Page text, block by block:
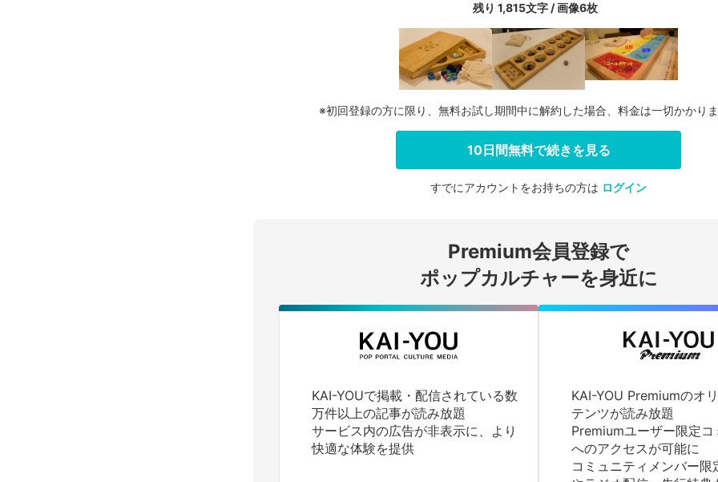
残り 1,815文字 / 画像6枚
ログインする
※初回登録の方に限り、無料お試し期間中に解約した場合、料金は一切かかりま
10日間無料で続きを見る
すでにアカウントをお持ちの方は ログイン
Premium会員登録で
ポップカルチャーを身近に
KAI-YOUで掲載・配信されている数
万件以上の記事が読み放題
サービス内の広告が非表示に、より
快適な体験を提供
KAI-YOU Premiumのオ
テンツが読み放題
Premiumユーザー限定コ
へのアクセスが可能に
コミュニティメンバー限